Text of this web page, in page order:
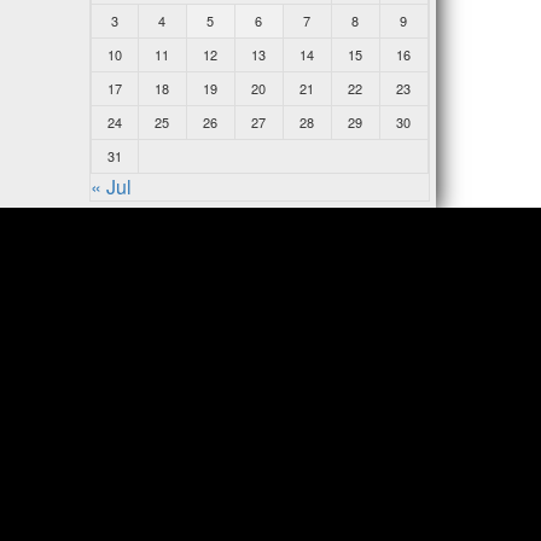
3
4 5 6 7 8
9
10
11 12 13 14 15
16
17
18 19 20 21 22
23
24
25 26 27 28 29
30
31
« Jul